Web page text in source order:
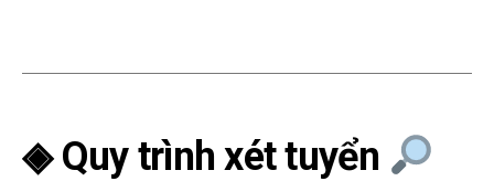
◈ Quy trình xét tuyển